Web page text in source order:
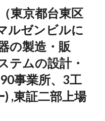
（東京都台東区
ルゼンビルに
の製造・販
テムの設計・
事業所、3工
,東証二部上場